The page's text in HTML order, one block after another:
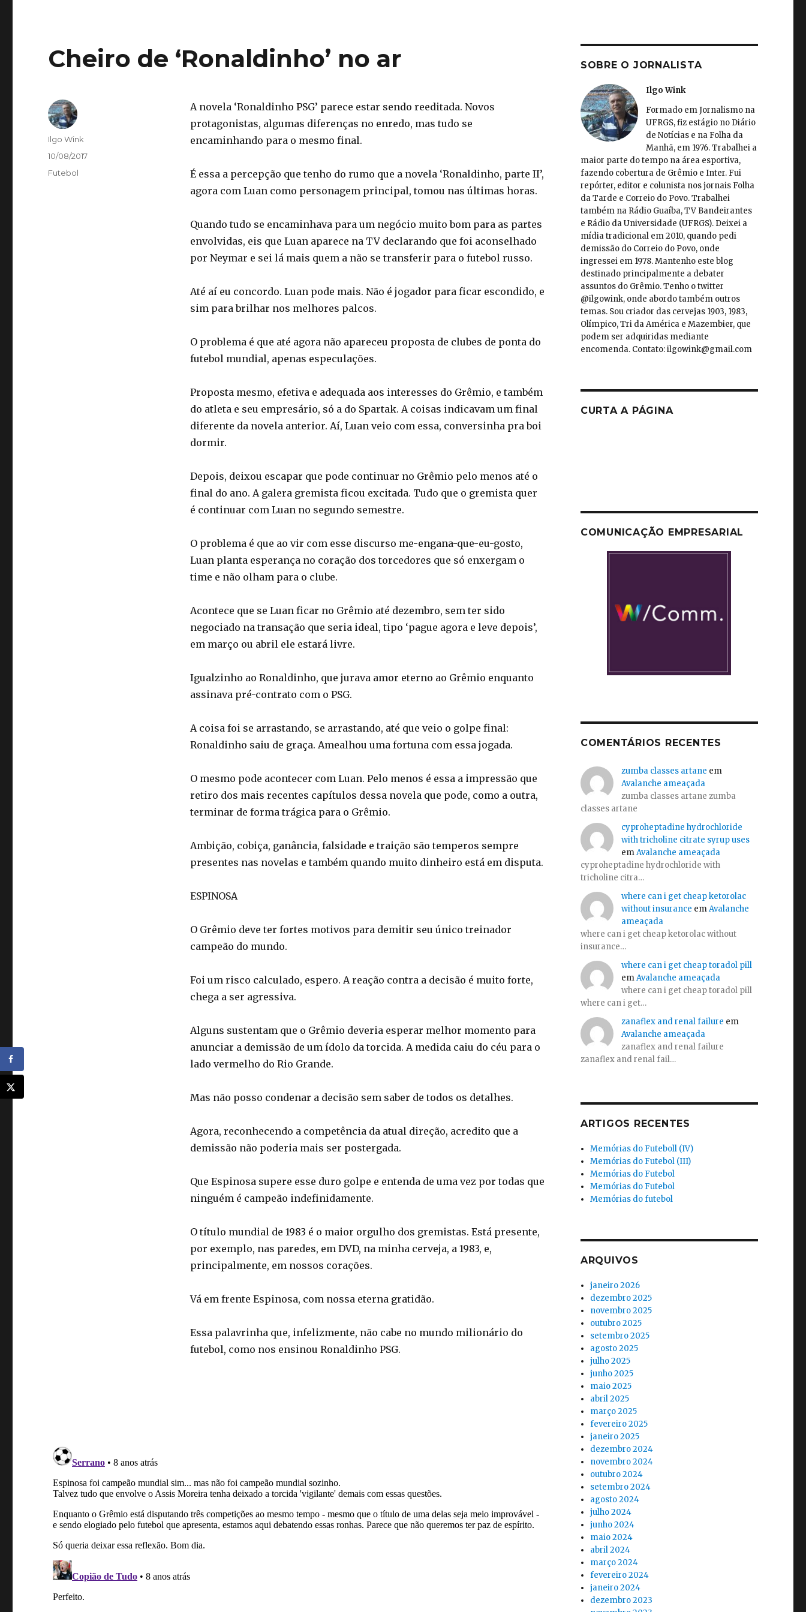
Cheiro de ‘Ronaldinho’ no ar
A novela ‘Ronaldinho PSG’ parece estar sendo reeditada. Novos
protagonistas, algumas diferenças no enredo, mas tudo se
encaminhando para o mesmo final.
É essa a percepção que tenho do rumo que a novela ‘Ronaldinho, parte II’,
agora com Luan como personagem principal, tomou nas últimas horas.
Quando tudo se encaminhava para um negócio muito bom para as partes
envolvidas, eis que Luan aparece na TV declarando que foi aconselhado
por Neymar e sei lá mais quem a não se transferir para o futebol russo.
Até aí eu concordo. Luan pode mais. Não é jogador para ficar escondido, e
sim para brilhar nos melhores palcos.
O problema é que até agora não apareceu proposta de clubes de ponta do
futebol mundial, apenas especulações.
Proposta mesmo, efetiva e adequada aos interesses do Grêmio, e também
do atleta e seu empresário, só a do Spartak. A coisas indicavam um final
diferente da novela anterior. Aí, Luan veio com essa, conversinha pra boi
dormir.
Depois, deixou escapar que pode continuar no Grêmio pelo menos até o
final do ano. A galera gremista ficou excitada. Tudo que o gremista quer
é continuar com Luan no segundo semestre.
O problema é que ao vir com esse discurso me-engana-que-eu-gosto,
Luan planta esperança no coração dos torcedores que só enxergam o
time e não olham para o clube.
Acontece que se Luan ficar no Grêmio até dezembro, sem ter sido
negociado na transação que seria ideal, tipo ‘pague agora e leve depois’,
em março ou abril ele estará livre.
Igualzinho ao Ronaldinho, que jurava amor eterno ao Grêmio enquanto
assinava pré-contrato com o PSG.
A coisa foi se arrastando, se arrastando, até que veio o golpe final:
Ronaldinho saiu de graça. Amealhou uma fortuna com essa jogada.
O mesmo pode acontecer com Luan. Pelo menos é essa a impressão que
retiro dos mais recentes capítulos dessa novela que pode, como a outra,
terminar de forma trágica para o Grêmio.
Ambição, cobiça, ganância, falsidade e traição são temperos sempre
presentes nas novelas e também quando muito dinheiro está em disputa.
ESPINOSA
O Grêmio deve ter fortes motivos para demitir seu único treinador
campeão do mundo.
Foi um risco calculado, espero. A reação contra a decisão é muito forte,
chega a ser agressiva.
Alguns sustentam que o Grêmio deveria esperar melhor momento para
anunciar a demissão de um ídolo da torcida. A medida caiu do céu para o
lado vermelho do Rio Grande.
Mas não posso condenar a decisão sem saber de todos os detalhes.
Agora, reconhecendo a competência da atual direção, acredito que a
demissão não poderia mais ser postergada.
Que Espinosa supere esse duro golpe e entenda de uma vez por todas que
ninguém é campeão indefinidamente.
O título mundial de 1983 é o maior orgulho dos gremistas. Está presente,
por exemplo, nas paredes, em DVD, na minha cerveja, a 1983, e,
principalmente, em nossos corações.
Vá em frente Espinosa, com nossa eterna gratidão.
Essa palavrinha que, infelizmente, não cabe no mundo milionário do
futebol, como nos ensinou Ronaldinho PSG.
Autor
Ilgo Wink
Publicado
10/08/2017
Categorias
Futebol
SOBRE O JORNALISTA
Ilgo Wink
Formado em Jornalismo na
UFRGS, fiz estágio no Diário
de Notícias e na Folha da
Manhã, em 1976. Trabalhei a
maior parte do tempo na área esportiva,
fazendo cobertura de Grêmio e Inter. Fui
repórter, editor e colunista nos jornais Folha
da Tarde e Correio do Povo. Trabalhei
também na Rádio Guaíba, TV Bandeirantes
e Rádio da Universidade (UFRGS). Deixei a
mídia tradicional em 2010, quando pedi
demissão do Correio do Povo, onde
ingressei em 1978. Mantenho este blog
destinado principalmente a debater
assuntos do Grêmio. Tenho o twitter
@ilgowink, onde abordo também outros
temas. Sou criador das cervejas 1903, 1983,
Olímpico, Tri da América e Mazembier, que
podem ser adquiridas mediante
encomenda. Contato: ilgowink@gmail.com
CURTA A PÁGINA
COMUNICAÇÃO EMPRESARIAL
COMENTÁRIOS RECENTES
zumba classes artane em
Avalanche ameaçada
zumba classes artane zumba
classes artane
cyproheptadine hydrochloride
with tricholine citrate syrup uses
emAvalanche ameaçada
cyproheptadine hydrochloride with
tricholine citra…
where can i get cheap ketorolac
without insurance emAvalanche
ameaçada
where can i get cheap ketorolac without
insurance…
where can i get cheap toradol pill
emAvalanche ameaçada
where can i get cheap toradol pill
where can i get…
zanaflex and renal failure em
Avalanche ameaçada
zanaflex and renal failure
zanaflex and renal fail…
ARTIGOS RECENTES
Memórias do Futeboll (IV)
Memórias do Futebol (III)
Memórias do Futebol
Memórias do Futebol
Memórias do futebol
ARQUIVOS
janeiro 2026
dezembro 2025
novembro 2025
outubro 2025
setembro 2025
agosto 2025
julho 2025
junho 2025
maio 2025
abril 2025
março 2025
fevereiro 2025
janeiro 2025
dezembro 2024
novembro 2024
outubro 2024
setembro 2024
agosto 2024
julho 2024
junho 2024
maio 2024
abril 2024
março 2024
fevereiro 2024
janeiro 2024
dezembro 2023